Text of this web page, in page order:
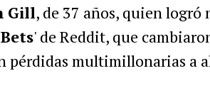
Gill, de 37 años, quien logró
' de Reddit, que
pérdidas multimillonarias a